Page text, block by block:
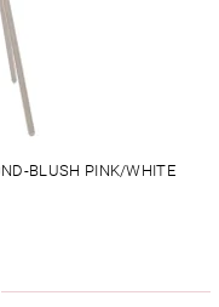
BLUSH PINK/WHITE